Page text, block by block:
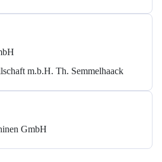
m.b.H. Th. Semmelhaack
GmbH